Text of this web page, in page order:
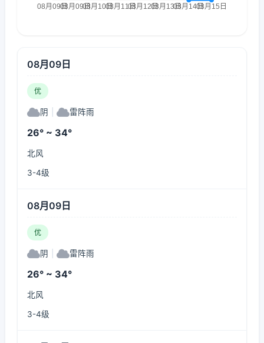
08月09日
优
阴 雷阵雨
26° ~ 34°
北风
3-4级
08月09日
优
阴 雷阵雨
26° ~ 34°
北风
3-4级